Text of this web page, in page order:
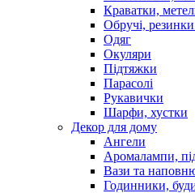
Краватки,
Обручі,
Одяг
Окуляри
Підтяжки
Парасолі
Рукавички
Шарфи, хустки
Декор для дому
Ангели
Аромалампи,
Вази та
Годинники,